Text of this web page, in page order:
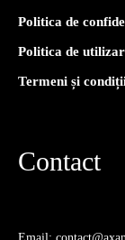
Politica de
Politica de
Termeni și
Contact